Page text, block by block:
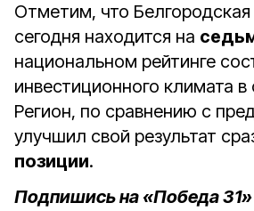
Отметим, что
сегодня находится на
национальном рейтинге
инвестиционного климата в
Регион, по сравнению с
улучшил свой результат
позиции.
Подпишись на «Победа 31»